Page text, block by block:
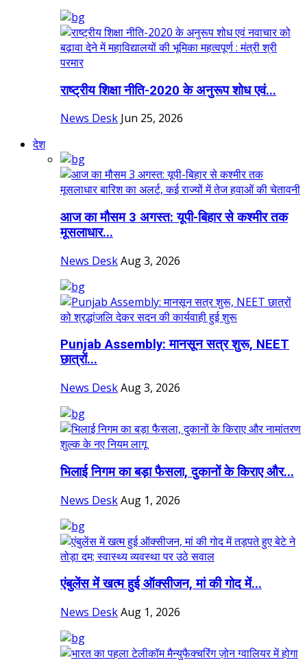
राष्ट्रीय शिक्षा नीति-2020 के अनुरूप शोध एवं...
News Desk Jun 25, 2026
देश
आज का मौसम 3 अगस्त: यूपी-बिहार से कश्मीर तक
मूसलाधार...
News DeskAug 3, 2026
Punjab Assembly: मानसून सत्र शुरू, NEET
छात्रों...
News DeskAug 3, 2026
भिलाई निगम का बड़ा फैसला, दुकानों के किराए और...
News DeskAug 1, 2026
एंबुलेंस में खत्म हुई ऑक्सीजन, मां की गोद में...
News DeskAug 1, 2026